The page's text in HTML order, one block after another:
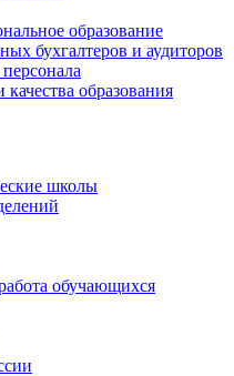
образование
бухгалтеров и аудиторов
образования
школы
обучающихся